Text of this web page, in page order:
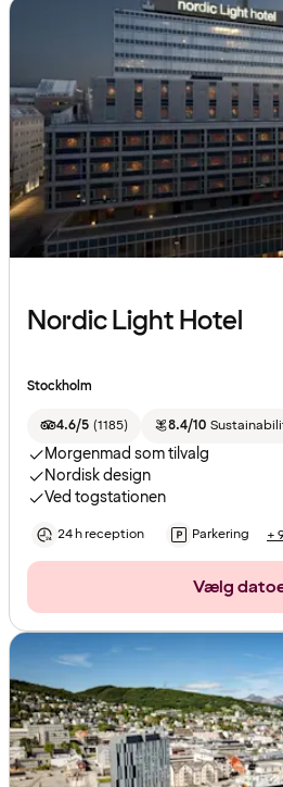
Nordic Light Hotel
Stockholm
4.6/5 (1185) 8.4/10
Morgenmad som tilvalg
Nordisk design
Ved togstationen
24 h reception Parkering +
Vælg